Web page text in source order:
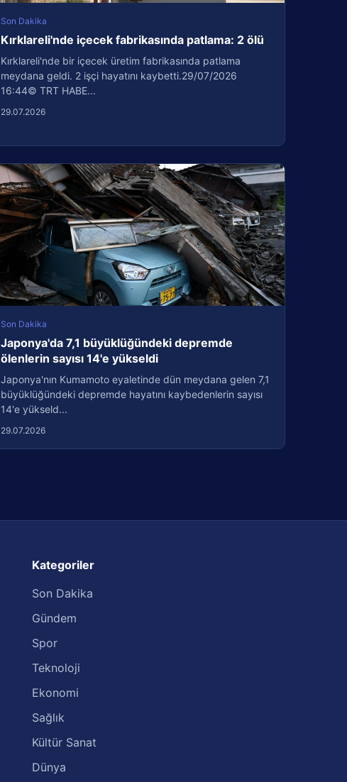
Son Dakika
Kırklareli'nde içecek fabrikasında patlama: 2 ölü
Kırklareli'nde bir içecek üretim fabrikasında patlama
meydana geldi. 2 işçi hayatını kaybetti.29/07/2026
16:44© TRT HABE...
29.07.2026
Son Dakika
Japonya'da 7,1 büyüklüğündeki depremde
ölenlerin sayısı 14'e yükseldi
Japonya'nın Kumamoto eyaletinde dün meydana gelen 7,1
büyüklüğündeki depremde hayatını kaybedenlerin sayısı
14'e yükseld...
29.07.2026
Kategoriler
Son Dakika
Gündem
Spor
Teknoloji
Ekonomi
Sağlık
Kültür Sanat
Dünya